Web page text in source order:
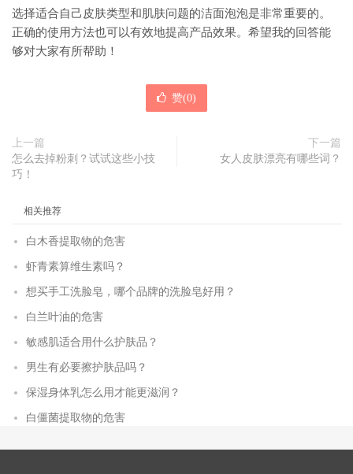
选择适合自己皮肤类型和肌肤问题的洁面泡泡是非常重要的。
正确的使用方法也可以有效地提高产品效果。希望我的回答能
够对大家有所帮助！
赞(0)
上一篇
怎么去掉粉刺？试试这些小技
巧！
下一篇
女人皮肤漂亮有哪些词？
相关推荐
白木香提取物的危害
虾青素算维生素吗？
想买手工洗脸皂，哪个品牌的洗脸皂好用？
白兰叶油的危害
敏感肌适合用什么护肤品？
男生有必要擦护肤品吗？
保湿身体乳怎么用才能更滋润？
白僵菌提取物的危害